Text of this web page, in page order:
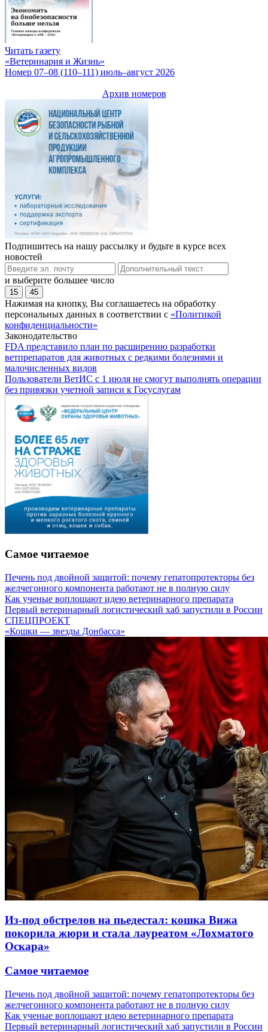
Читать газету
«Ветеринария и Жизнь»
Номер 07–08 (110–111) июль–август 2026
Архив номеров
Подпишитесь на нашу рассылку и будьте в курсе всех
новостей
и выберите большее число
15 45
Нажимая на кнопку, Вы соглашаетесь на обработку
персональных данных в соответствии с «Политикой
конфиденциальности»
Законодательство
FDA представило план по расширению разработки
ветпрепаратов для животных с редкими болезнями и
малочисленных видов
Пользователи ВетИС с 1 июля не смогут выполнять операции
без привязки учетной записи к Госуслугам
Самое читаемое
Печень под двойной защитой: почему гепатопротекторы без
желчегонного компонента работают не в полную силу
Как ученые воплощают идею ветеринарного препарата
Первый ветеринарный логистический хаб запустили в России
СПЕЦПРОЕКТ
«Кошки — звезды Донбасса»
Из-под обстрелов на пьедестал: кошка Вижа
покорила жюри и стала лауреатом «Лохматого
Оскара»
Самое читаемое
Печень под двойной защитой: почему гепатопротекторы без
желчегонного компонента работают не в полную силу
Как ученые воплощают идею ветеринарного препарата
Первый ветеринарный логистический хаб запустили в России